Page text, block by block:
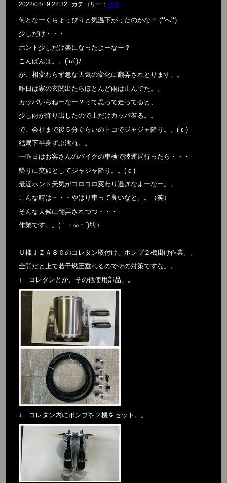
2022/08/19 22:32 カテゴリー： 作業
何となーくちょっぴりと気温下がったのかな？ (*'へ'*)
少しだけ・・・
ホント少しだけ楽になったよーなー？
こんばんは。。(´ω`)ﾉ
が、相変わらず急な天気の変化に翻弄されとります。。
昨日は家の玄関出たらほとんど雨は止んでた。。
カッパいらねーなー？って思って走ってると、
少し雨が降り出したので上だけカッパ着る。。
で、会社まで後５分ぐらいのトコでジャジャ降り。。(-ε-)
結局下半身ずぶ濡れ。。
一昨日はお客さんのバイクの車検で陸運局行ったら・・・
帰りに突如としてジャジャ降り。。(-ε-)
最近ホント天気がコロコロ変わり過ぎなよーなー。。
こんな時は・・・やはり車って良いなと。。（笑）
そんな天候に翻弄されつつ・・・
作業です。。(｀・ω・´)ｷﾘｯ
Ｕ様ＪＺＡ８０のコレタン取付け、ポンプ２機掛け作業。。
全開だと上で若干燃圧垂れるのでその対策ですな。。
↓ コレタンとか、その他使用部品。。
↓ コレタン内にポンプを２機をセット。。